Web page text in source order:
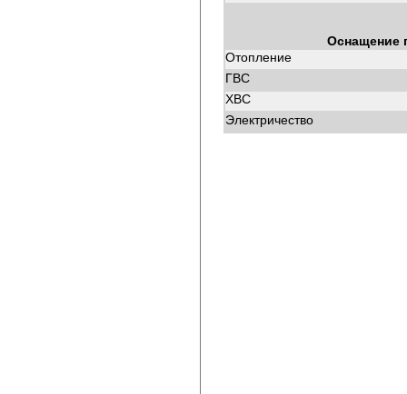
Оснащение
Отопление
ГВС
ХВС
Электричество